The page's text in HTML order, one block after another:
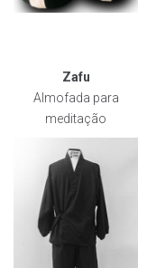
Zafu
Almofada para
meditação